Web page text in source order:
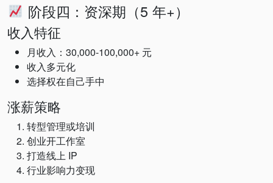
阶段四：资深期（5 年+）
收入特征
月收入：30,000-100,000+ 元
收入多元化
选择权在自己手中
涨薪策略
转型管理或培训
创业开工作室
打造线上 IP
行业影响力变现